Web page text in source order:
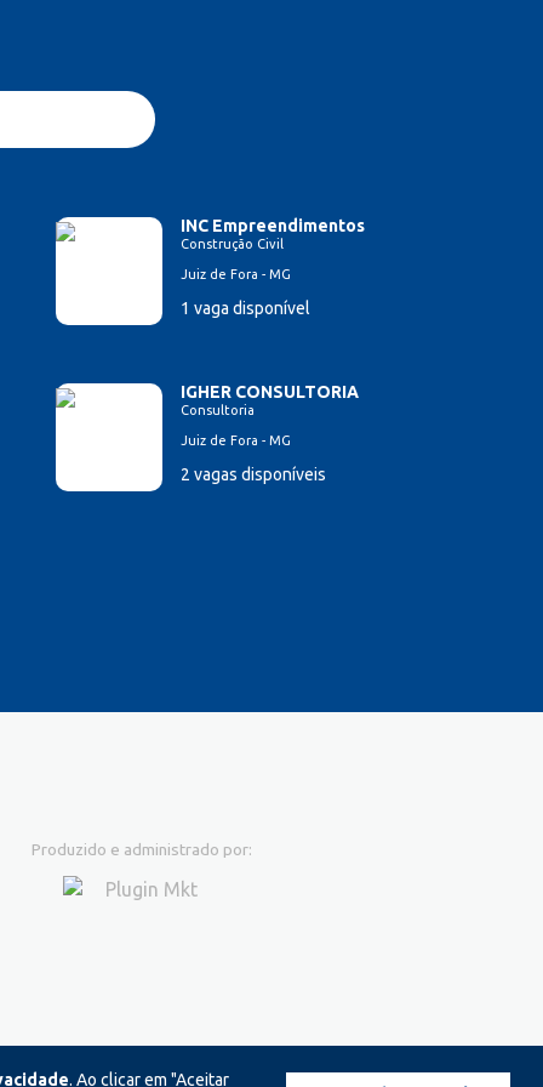
INC Empreendimentos
Construção Civil
Juiz de Fora - MG
1 vaga disponível
IGHER CONSULTORIA
Consultoria
Juiz de Fora - MG
2 vagas disponíveis
. Ao clicar em "Aceitar
Produzido e administrado por: